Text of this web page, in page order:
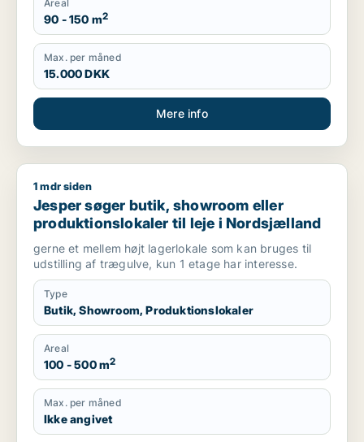
Areal
90 - 150 m2
Max. per måned
15.000 DKK
Mere info
Jesper søger butik, showroom eller produktionslokaler til
1 mdr siden
Jesper søger butik, showroom eller
produktionslokaler til leje i Nordsjælland
gerne et mellem højt lagerlokale som kan bruges til
udstilling af trægulve, kun 1 etage har interesse.
Type
Butik, Showroom, Produktionslokaler
Areal
100 - 500 m2
Max. per måned
Ikke angivet